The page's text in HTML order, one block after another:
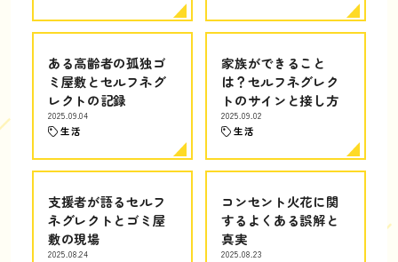
ある高齢者の孤独ゴ
ミ屋敷とセルフネグ
レクトの記録
2025.09.04
生活
家族ができること
は？セルフネグレク
トのサインと接し方
2025.09.02
生活
支援者が語るセルフ
ネグレクトとゴミ屋
敷の現場
2025.08.24
コンセント火花に関
するよくある誤解と
真実
2025.08.23